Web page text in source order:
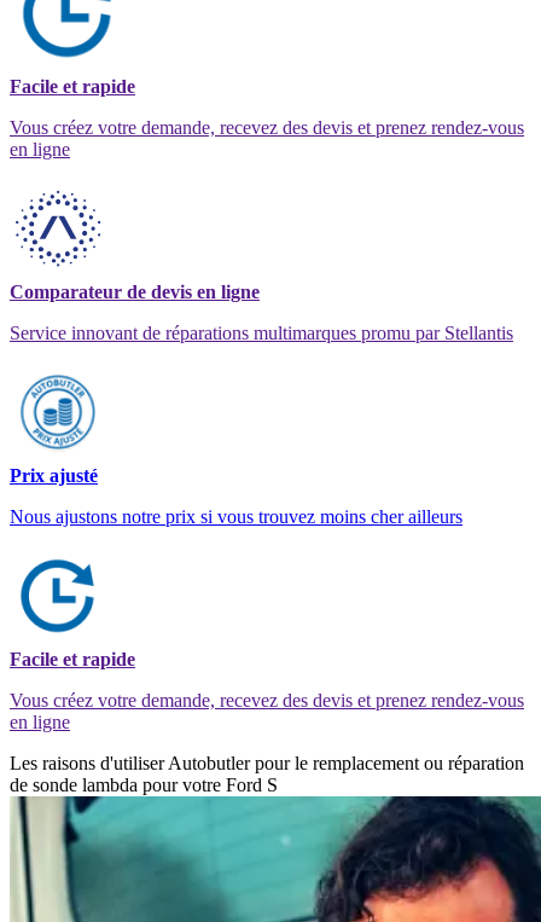
Facile et rapide
Vous créez votre demande, recevez des devis et prenez rendez-vous
en ligne
Comparateur de devis en ligne
Service innovant de réparations multimarques promu par Stellantis
Prix ajusté
Nous ajustons notre prix si vous trouvez moins cher ailleurs
Facile et rapide
Vous créez votre demande, recevez des devis et prenez rendez-vous
en ligne
Les raisons d'utiliser Autobutler pour le remplacement ou réparation
de sonde lambda pour votre Ford S